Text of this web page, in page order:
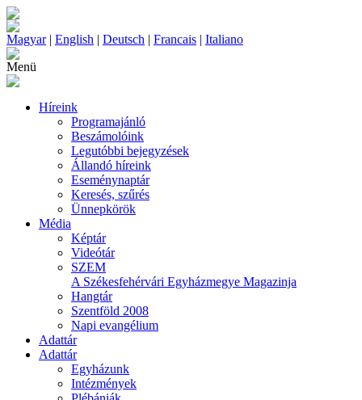
Magyar| English | Deutsch | Francais | Italiano
Menü
Híreink
Programajánló
Beszámolóink
Legutóbbi bejegyzések
Állandó híreink
Eseménynaptár
Keresés, szűrés
Ünnepkörök
Média
Képtár
Videótár
SZEM
A Székesfehérvári Egyházmegye Magazinja
Hangtár
Szentföld 2008
Napi evangélium
Adattár
Adattár
Egyházunk
Intézmények